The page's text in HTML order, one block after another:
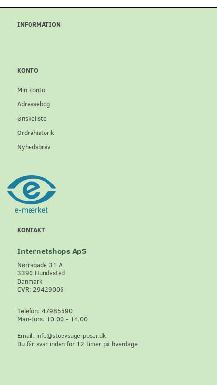
INFORMATION
KONTO
Min konto
Adressebog
Ønskeliste
Ordrehistorik
Nyhedsbrev
KONTAKT
Internetshops ApS
Nørregade 31 A
3390 Hundested
Danmark
CVR: 29429006
Telefon: 47985590
Man-tors. 10.00 - 14.00
Email: info@stoevsugerposer.dk
Du får svar inden for 12 timer på hverdage